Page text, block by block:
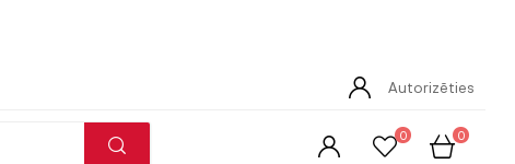
Autorizēties
0 0